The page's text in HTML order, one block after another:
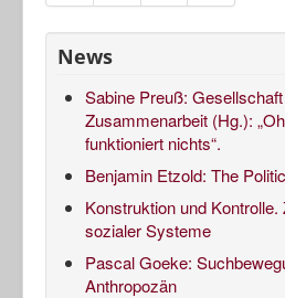
News
Sabine Preuß:
Zusammenarbeit (Hg.):
funktioniert nichts“.
Benjamin Etzold: The
Konstruktion und
sozialer Systeme
Pascal Goeke:
Anthropozän